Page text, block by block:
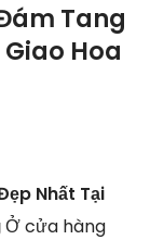
Tang
Hoa
Nhất Tại
Ở cửa hàng